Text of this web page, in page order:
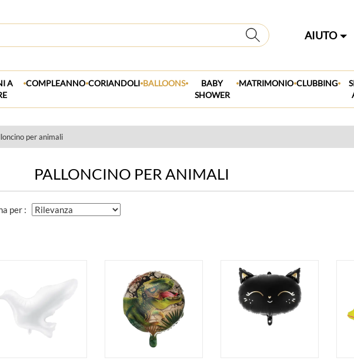
AIUTO
A
.COMPLEANNO.CORIANDOLI.BALLOONS.
BABY
SHOWER
.MATRIMONIO.CLUBBING.
per animali
PALLONCINO PER ANIMALI
per :